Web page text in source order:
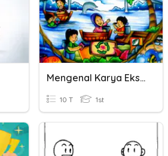
Mengenal Karya Ekspresi Dua Dan Tiga Dimensi
10 T 1st